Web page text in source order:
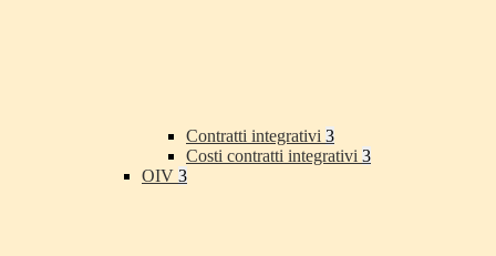
Contratti integrativi 3
Costi contratti integrativi 3
OIV 3